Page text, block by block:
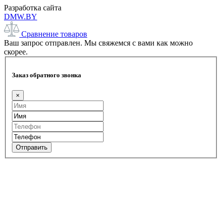
Разработка сайта
DMW.BY
Сравнение товаров
Ваш запрос отправлен. Мы свяжемся с вами как можно
скорее.
Заказ обратного звонка
×
Отправить